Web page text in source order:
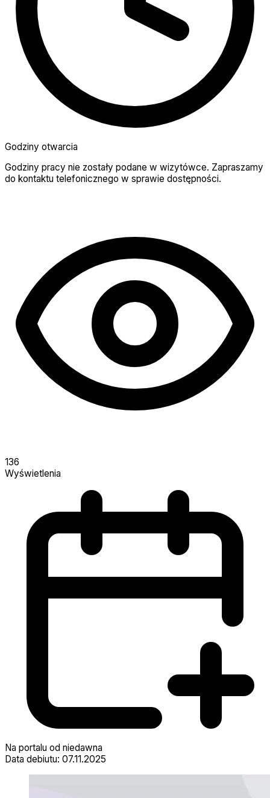
Godziny otwarcia
Godziny pracy nie zostały podane w wizytówce. Zapraszamy
do kontaktu telefonicznego w sprawie dostępności.
136
Wyświetlenia
Na portalu od niedawna
Data debiutu: 07.11.2025